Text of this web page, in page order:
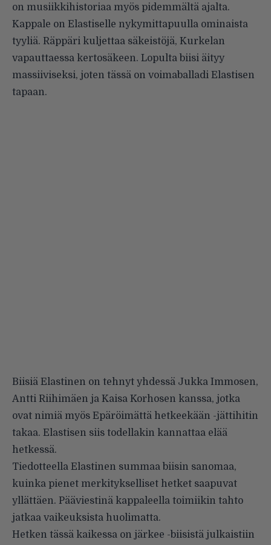
on musiikkihistoriaa myös pidemmältä ajalta.
Kappale on Elastiselle nykymittapuulla ominaista
tyyliä. Räppäri kuljettaa säkeistöjä, Kurkelan
vapauttaessa kertosäkeen. Lopulta biisi äityy
massiiviseksi, joten tässä on voimaballadi Elastisen
tapaan.
Biisiä Elastinen on tehnyt yhdessä Jukka Immosen,
Antti Riihimäen ja Kaisa Korhosen kanssa, jotka
ovat nimiä myös Epäröimättä hetkeekään -jättihitin
takaa. Elastisen siis todellakin kannattaa elää
hetkessä.
Tiedotteella Elastinen summaa biisin sanomaa,
kuinka pienet merkitykselliset hetket saapuvat
yllättäen. Pääviestinä kappaleella toimiikin tahto
jatkaa vaikeuksista huolimatta.
Hetken tässä kaikessa on järkee -biisistä julkaistiin